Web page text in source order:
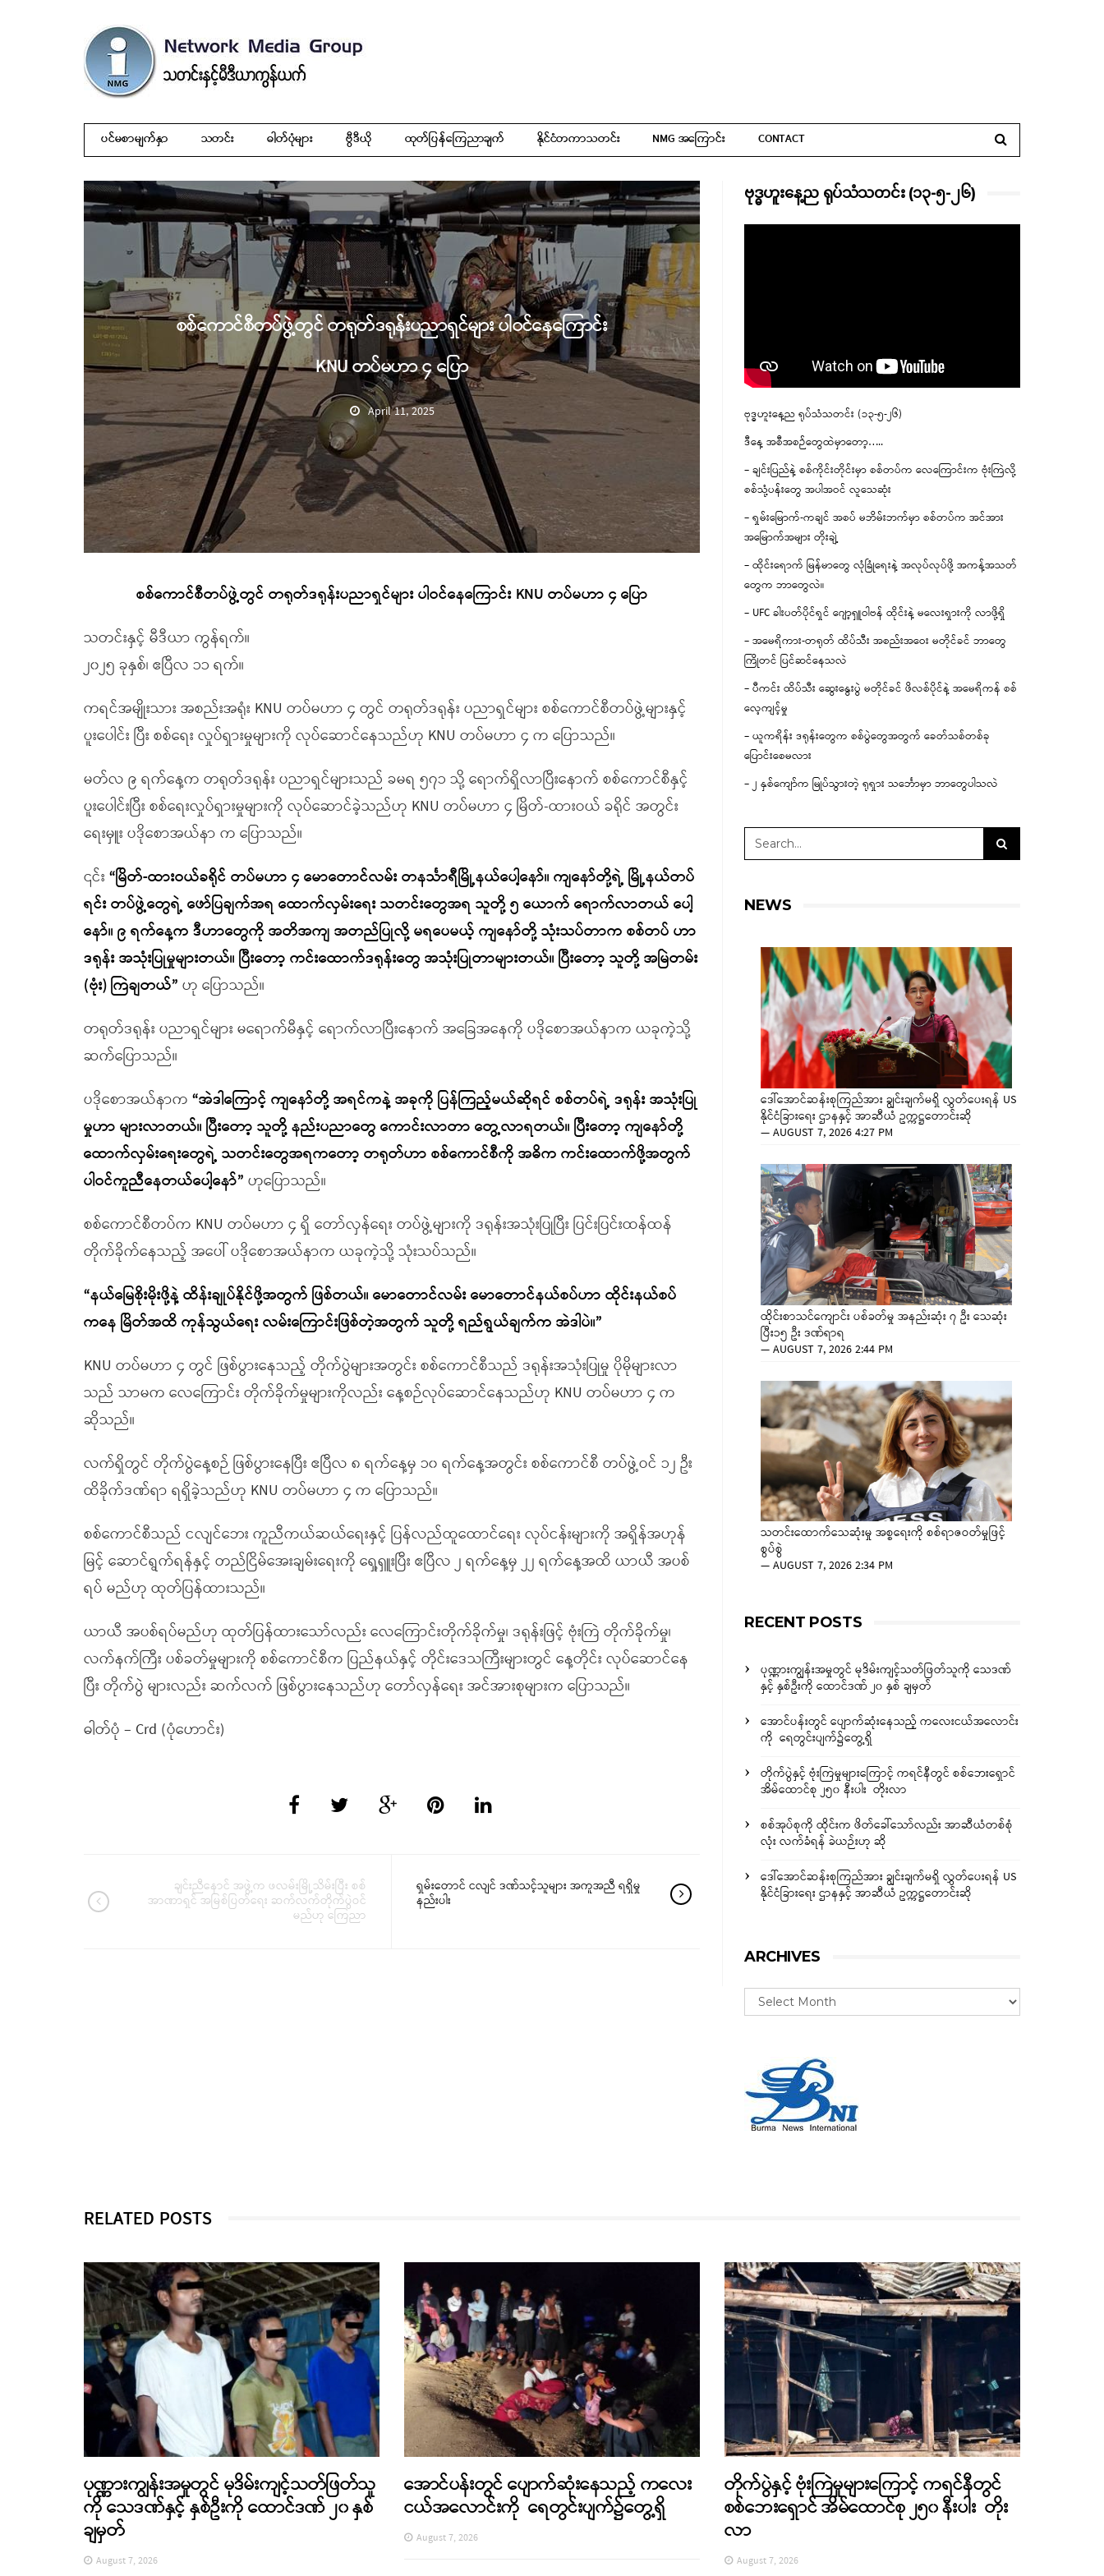
ပင်မစာမျက်နှာ သတင်း ဓါတ်ပုံများ ဗွီဒီယို ထုတ်ပြန်ကြေညာချက် နိုင်ငံတကာသတင်း NMG အကြောင်း CONTACT
စစ်ကောင်စီတပ်ဖွဲ့တွင် တရုတ်ဒရုန်းပညာရှင်များ ပါဝင်နေကြောင်း
KNU တပ်မဟာ ၄ ပြော
April 11, 2025
စစ်ကောင်စီတပ်ဖွဲ့တွင် တရုတ်ဒရုန်းပညာရှင်များ ပါဝင်နေကြောင်း KNU တပ်မဟာ ၄ ပြော
သတင်းနှင့် မီဒီယာ ကွန်ရက်။
၂၀၂၅ ခုနှစ်၊ ဧပြီလ ၁၁ ရက်။
ကရင်အမျိုးသား အစည်းအရုံး KNU တပ်မဟာ ၄ တွင် တရုတ်ဒရုန်း ပညာရှင်များ စစ်ကောင်စီတပ်ဖွဲ့များနှင့်
ပူးပေါင်း ပြီး စစ်ရေး လှုပ်ရှားမှုများကို လုပ်ဆောင်နေသည်ဟု KNU တပ်မဟာ ၄ က ပြောသည်။
မတ်လ ၉ ရက်နေ့က တရုတ်ဒရုန်း ပညာရှင်များသည် ခမရ ၅၇၁ သို့ ရောက်ရှိလာပြီးနောက် စစ်ကောင်စီနှင့်
ပူးပေါင်းပြီး စစ်ရေးလှုပ်ရှားမှုများကို လုပ်ဆောင်ခဲ့သည်ဟု KNU တပ်မဟာ ၄ မြိတ်-ထားဝယ် ခရိုင် အတွင်း
ရေးမှူး ပဒိုစောအယ်နာ က ပြောသည်။
၎င်း “မြိတ်-ထားဝယ်ခရိုင် တပ်မဟာ ၄ မောတောင်လမ်း တနင်္သာရီမြို့နယ်ပေါ့နော်။ ကျနော်တို့ရဲ့ မြို့နယ်တပ်
ရင်း တပ်ဖွဲ့တွေရဲ့ ဖော်ပြချက်အရ ထောက်လှမ်းရေး သတင်းတွေအရ သူတို့ ၅ ယောက် ရောက်လာတယ် ပေါ့
နော်။ ၉ ရက်နေ့က ဒီဟာတွေကို အတိအကျ အတည်ပြုလို့ မရပေမယ့် ကျနော်တို့ သုံးသပ်တာက စစ်တပ် ဟာ
ဒရုန်း အသုံးပြုမှုများတယ်။ ပြီးတော့ ကင်းထောက်ဒရုန်းတွေ အသုံးပြုတာများတယ်။ ပြီးတော့ သူတို့ အမြဲတမ်း
(ဗုံး) ကြဲချတယ်” ဟု ပြောသည်။
တရုတ်ဒရုန်း ပညာရှင်များ မရောက်မီနှင့် ရောက်လာပြီးနောက် အခြေအနေကို ပဒိုစောအယ်နာက ယခုကဲ့သို့
ဆက်ပြောသည်။
ပဒိုစောအယ်နာက “အဲဒါကြောင့် ကျနော်တို့ အရင်ကနဲ့ အခုကို ပြန်ကြည့်မယ်ဆိုရင် စစ်တပ်ရဲ့ ဒရုန်း အသုံးပြု
မှုဟာ များလာတယ်။ ပြီးတော့ သူတို့ နည်းပညာတွေ ကောင်းလာတာ တွေ့လာရတယ်။ ပြီးတော့ ကျနော်တို့
ထောက်လှမ်းရေးတွေရဲ့ သတင်းတွေအရကတော့ တရုတ်ဟာ စစ်ကောင်စီကို အဓိက ကင်းထောက်ဖို့အတွက်
ပါဝင်ကူညီနေတယ်ပေါ့နော်” ဟုပြောသည်။
စစ်ကောင်စီတပ်က KNU တပ်မဟာ ၄ ရှိ တော်လှန်ရေး တပ်ဖွဲ့များကို ဒရုန်းအသုံးပြုပြီး ပြင်းပြင်းထန်ထန်
တိုက်ခိုက်နေသည့် အပေါ် ပဒိုစောအယ်နာက ယခုကဲ့သို့ သုံးသပ်သည်။
“နယ်မြေစိုးမိုးဖို့နဲ့ ထိန်းချုပ်နိုင်ဖို့အတွက် ဖြစ်တယ်။ မောတောင်လမ်း မောတောင်နယ်စပ်ဟာ ထိုင်းနယ်စပ်
ကနေ မြိတ်အထိ ကုန်သွယ်ရေး လမ်းကြောင်းဖြစ်တဲ့အတွက် သူတို့ ရည်ရွယ်ချက်က အဲဒါပဲ။”
KNU တပ်မဟာ ၄ တွင် ဖြစ်ပွားနေသည့် တိုက်ပွဲများအတွင်း စစ်ကောင်စီသည် ဒရုန်းအသုံးပြုမှု ပိုမိုများလာ
သည် သာမက လေကြောင်း တိုက်ခိုက်မှုများကိုလည်း နေ့စဉ်လုပ်ဆောင်နေသည်ဟု KNU တပ်မဟာ ၄ က
ဆိုသည်။
လက်ရှိတွင် တိုက်ပွဲနေ့စဉ် ဖြစ်ပွားနေပြီး ဧပြီလ ၈ ရက်နေ့မှ ၁၀ ရက်နေ့အတွင်း စစ်ကောင်စီ တပ်ဖွဲ့ဝင် ၁၂ ဦး
ထိခိုက်ဒဏ်ရာ ရရှိခဲ့သည်ဟု KNU တပ်မဟာ ၄ က ပြောသည်။
စစ်ကောင်စီသည် ငလျင်ဘေး ကူညီကယ်ဆယ်ရေးနှင့် ပြန်လည်ထူထောင်ရေး လုပ်ငန်းများကို အရှိန်အဟုန်
မြင့် ဆောင်ရွက်ရန်နှင့် တည်ငြိမ်အေးချမ်းရေးကို ရှေ့ရှူးပြီး ဧပြီလ ၂ ရက်နေ့မှ ၂၂ ရက်နေ့အထိ ယာယီ အပစ်
ရပ် မည်ဟု ထုတ်ပြန်ထားသည်။
ယာယီ အပစ်ရပ်မည်ဟု ထုတ်ပြန်ထားသော်လည်း လေကြောင်းတိုက်ခိုက်မှု၊ ဒရုန်းဖြင့် ဗုံးကြဲ တိုက်ခိုက်မှု၊
လက်နက်ကြီး ပစ်ခတ်မှုများကို စစ်ကောင်စီက ပြည်နယ်နှင့် တိုင်းဒေသကြီးများတွင် နေ့တိုင်း လုပ်ဆောင်နေ
ပြီး တိုက်ပွဲ များလည်း ဆက်လက် ဖြစ်ပွားနေသည်ဟု တော်လှန်ရေး အင်အားစုများက ပြောသည်။
ဓါတ်ပုံ – Crd (ပုံဟောင်း)
ချင်းညီနောင် အဖွဲ့က ဖလမ်းမြို့သိမ်းပြီး စစ်
အာဏာရှင် အမြစ်ပြတ်ရေး ဆက်လက်တိုက်ပွဲဝင်
မည်ဟု ကြေညာ
ရှမ်းတောင် ငလျင် ဒဏ်သင့်သူများ အကူအညီ ရရှိမှု
နည်းပါး
ဗုဒ္ဓဟူးနေ့ည ရုပ်သံသတင်း (၁၃-၅-၂၆)
ဗုဒ္ဓဟူးနေ့ည ရုပ်သံသတင်း (၁၃-၅-၂၆)
ဒီနေ့ အစီအစဉ်တွေထဲမှာတော့…..
– ချင်းပြည်နဲ့ စစ်ကိုင်းတိုင်းမှာ စစ်တပ်က လေကြောင်းက ဗုံးကြဲလို့
စစ်သုံ့ပန်းတွေ အပါအဝင် လူသေဆုံး
– ရှမ်းမြောက်-ကချင် အစပ် မဘိမ်းဘက်မှာ စစ်တပ်က အင်အား
အမြောက်အများ တိုးချဲ့
– ထိုင်းရောက် မြန်မာတွေ လုံခြုံရေးနဲ့ အလုပ်လုပ်ဖို့ အကန့်အသတ်
တွေက ဘာတွေလဲ။
– UFC ခါးပတ်ပိုင်ရှင် ဂျော့ရှူဝါဗန် ထိုင်းနဲ့ မလေးရှားကို လာဖို့ရှိ
– အမေရိကား-တရုတ် ထိပ်သီး အစည်းအဝေး မတိုင်ခင် ဘာတွေ
ကြိုတင် ပြင်ဆင်နေသလဲ
– ပီကင်း ထိပ်သီး ဆွေးနွေးပွဲ မတိုင်ခင် ဖိလစ်ပိုင်နဲ့ အမေရိကန် စစ်
လေ့ကျင့်မှု
– ယူကရိန်း ဒရုန်းတွေက စစ်ပွဲတွေအတွက် ခေတ်သစ်တစ်ခု
ပြောင်းစေမလား
– ၂ နှစ်ကျော်က မြုပ်သွားတဲ့ ရုရှား သင်္ဘောမှာ ဘာတွေပါသလဲ
NEWS
ဒေါ်အောင်ဆန်းစုကြည်အား ချွင်းချက်မရှိ လွှတ်ပေးရန် US
နိုင်ငံခြားရေး ဌာနနှင့် အာဆီယံ ဥက္ကဋ္ဌတောင်းဆို
—AUGUST 7, 2026 4:27 PM
ထိုင်းစာသင်ကျောင်း ပစ်ခတ်မှု အနည်းဆုံး ၇ ဦး သေဆုံး
ပြီး၁၅ ဦး ဒဏ်ရာရ
—AUGUST 7, 2026 2:44 PM
သတင်းထောက်သေဆုံးမှု အစ္စရေးကို စစ်ရာဇဝတ်မှုဖြင့်
စွပ်စွဲ
—AUGUST 7, 2026 2:34 PM
RECENT POSTS
ပုဏ္ဏားကျွန်းအမှုတွင် မုဒိမ်းကျင့်သတ်ဖြတ်သူကို သေဒဏ်
နှင့် နှစ်ဦးကို ထောင်ဒဏ် ၂၀ နှစ် ချမှတ်
အောင်ပန်းတွင် ပျောက်ဆုံးနေသည့် ကလေးငယ်အလောင်း
ကို ရေတွင်းပျက်၌တွေ့ရှိ
တိုက်ပွဲနှင့် ဗုံးကြဲမှုများကြောင့် ကရင်နီတွင် စစ်ဘေးရှောင်
အိမ်ထောင်စု ၂၅၀ နီးပါး တိုးလာ
စစ်အုပ်စုကို ထိုင်းက ဖိတ်ခေါ်သော်လည်း အာဆီယံတစ်စုံ
လုံး လက်ခံရန် ခဲယဉ်းဟု ဆို
ဒေါ်အောင်ဆန်းစုကြည်အား ချွင်းချက်မရှိ လွှတ်ပေးရန် US
နိုင်ငံခြားရေး ဌာနနှင့် အာဆီယံ ဥက္ကဋ္ဌတောင်းဆို
ARCHIVES
RELATED POSTS
ပုဏ္ဏားကျွန်းအမှုတွင် မုဒိမ်းကျင့်သတ်ဖြတ်သူ
ကို သေဒဏ်နှင့် နှစ်ဦးကို ထောင်ဒဏ် ၂၀ နှစ်
ချမှတ်
August 7, 2026
အောင်ပန်းတွင် ပျောက်ဆုံးနေသည့် ကလေး
ငယ်အလောင်းကို ရေတွင်းပျက်၌တွေ့ရှိ
August 7, 2026
တိုက်ပွဲနှင့် ဗုံးကြဲမှုများကြောင့် ကရင်နီတွင်
စစ်ဘေးရှောင် အိမ်ထောင်စု ၂၅၀ နီးပါး တိုး
လာ
August 7, 2026